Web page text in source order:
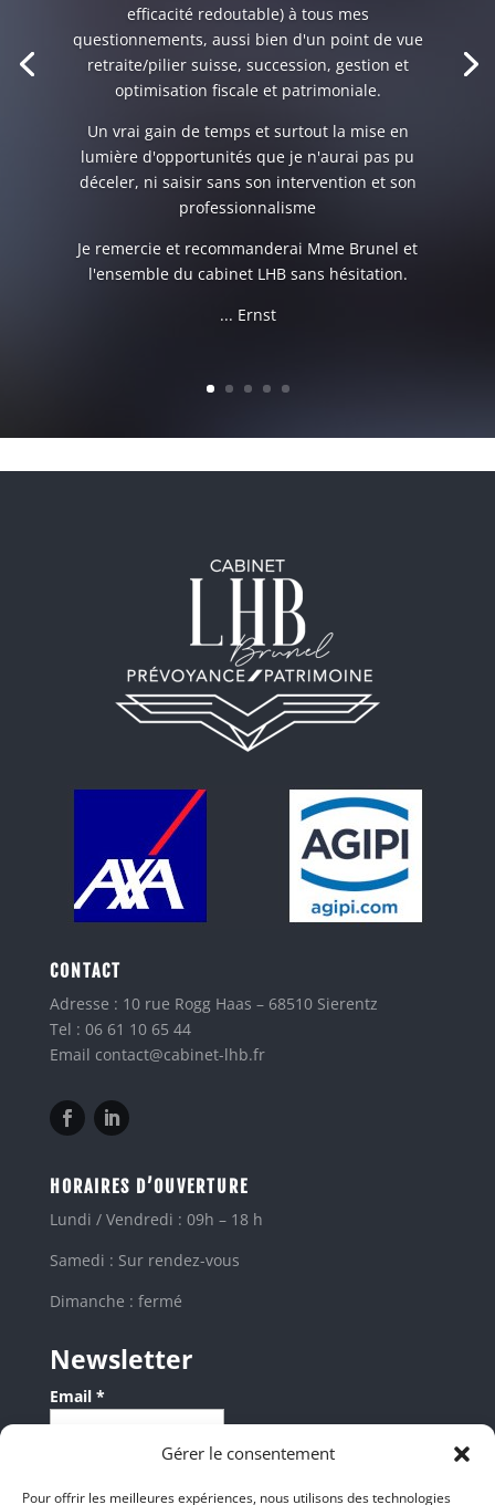
Gérer le consentement
Pour offrir les meilleures expériences, nous utilisons des technologies
efficacité redoutable) à tous mes
questionnements, aussi bien d'un point de vue
retraite/pilier suisse, succession, gestion et
optimisation fiscale et patrimoniale.
Un vrai gain de temps et surtout la mise en
lumière d'opportunités que je n'aurai pas pu
déceler, ni saisir sans son intervention et son
professionnalisme
Je remercie et recommanderai Mme Brunel et
l'ensemble du cabinet LHB sans hésitation.
... Ernst
CONTACT
Adresse : 10 rue Rogg Haas – 68510 Sierentz
Tel : 06 61 10 65 44
Email contact@cabinet-lhb.fr
HORAIRES D’OUVERTURE
Lundi / Vendredi : 09h – 18 h
Samedi : Sur rendez-vous
Dimanche : fermé
Newsletter
Email *
Les champs suivis d'une * sont obligatoires